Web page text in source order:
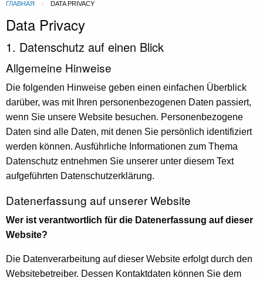
ГЛАВНАЯ CURRENT:
DATA PRIVACY
Data Privacy
1. Datenschutz auf einen Blick
Allgemeine Hinweise
Die folgenden Hinweise geben einen einfachen Überblick
darüber, was mit Ihren personenbezogenen Daten passiert,
wenn Sie unsere Website besuchen. Personenbezogene
Daten sind alle Daten, mit denen Sie persönlich identifiziert
werden können. Ausführliche Informationen zum Thema
Datenschutz entnehmen Sie unserer unter diesem Text
aufgeführten Datenschutzerklärung.
Datenerfassung auf unserer Website
Wer ist verantwortlich für die Datenerfassung auf dieser
Website?
Die Datenverarbeitung auf dieser Website erfolgt durch den
Websitebetreiber. Dessen Kontaktdaten können Sie dem